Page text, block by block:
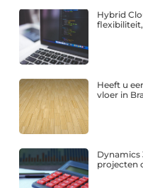
Hybrid
Heeft u
vloer in
Dynamics
projecten